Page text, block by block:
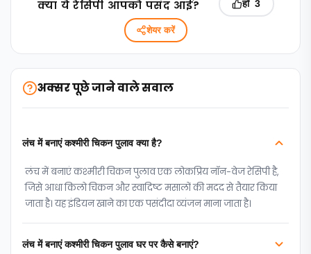
क्‍या ये रेसिपी आपको पसंद आई? हाँ 3
शेयर करें
अक्सर पूछे जाने वाले सवाल
लंच में बनाएं कश्मीरी चिकन पुलाव क्या है?
लंच में बनाएं कश्मीरी चिकन पुलाव एक लोकप्रिय नॉन-वेज रेसिपी है,
जिसे आधा किलो चिकन और स्वादिष्ट मसालों की मदद से तैयार किया
जाता है। यह इंडियन खाने का एक पसंदीदा व्यंजन माना जाता है।
लंच में बनाएं कश्मीरी चिकन पुलाव घर पर कैसे बनाएं?